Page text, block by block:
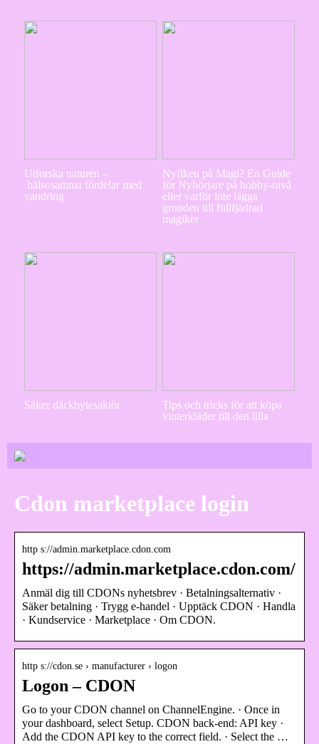
Utforska naturen –
hälsosamma fördelar med
vandring
Nyfiken på Magi? En Guide
för Nybörjare på hobby-nivå
eller varför inte lägga
grunden till fullfjädrad
magiker
Säker däckbytesaktör
Tips och tricks för att köpa
vinterkläder till den lilla
Cdon marketplace login
http s://admin.marketplace.cdon.com
https://admin.marketplace.cdon.com/
Anmäl dig till CDONs nyhetsbrev · Betalningsalternativ ·
Säker betalning · Trygg e-handel · Upptäck CDON · Handla
· Kundservice · Marketplace · Om CDON.
http s://cdon.se › manufacturer › logon
Logon – CDON
Go to your CDON channel on ChannelEngine. · Once in
your dashboard, select Setup. CDON back-end: API key ·
Add the CDON API key to the correct field. · Select the …